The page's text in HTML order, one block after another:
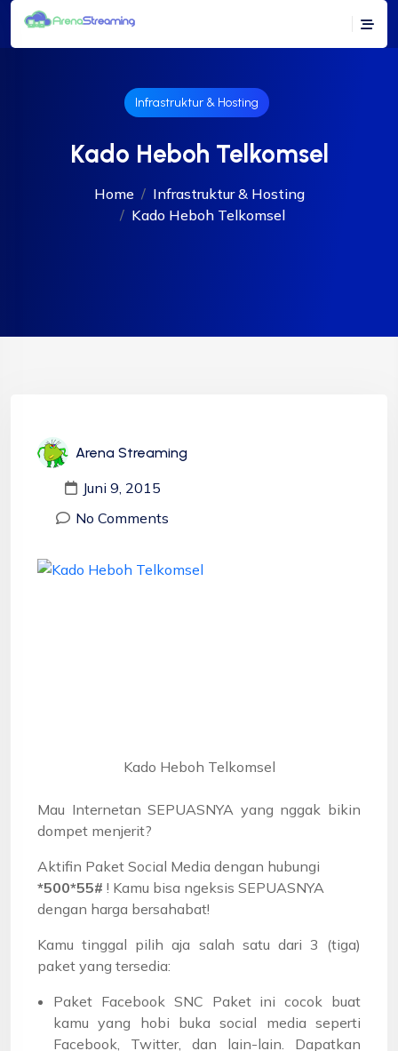
Infrastruktur & Hosting
Kado Heboh Telkomsel
Home
Infrastruktur & Hosting
Kado Heboh Telkomsel
Arena Streaming
Juni 9, 2015
No Comments
Kado Heboh Telkomsel
Mau Internetan SEPUASNYA yang nggak bikin
dompet menjerit?
Aktifin Paket Social Media dengan hubungi
*500*55# ! Kamu bisa ngeksis SEPUASNYA
dengan harga bersahabat!
Kamu tinggal pilih aja salah satu dari 3 (tiga)
paket yang tersedia:
Paket Facebook SNC Paket ini cocok buat
kamu yang hobi buka social media seperti
Facebook, Twitter, dan lain-lain. Dapatkan